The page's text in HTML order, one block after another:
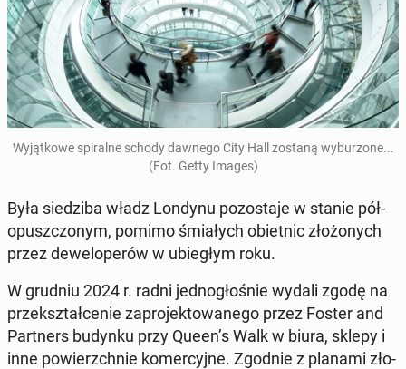
Wy­jąt­ko­we spi­ral­ne schody dawnego City Hall zostaną wy­bu­rzo­ne...
(Fot. Getty Images)
Była sie­dzi­ba władz Londynu po­zo­sta­je w stanie pół­
opusz­czo­nym, pomimo śmia­łych obiet­nic zło­żo­nych
przez de­we­lo­pe­rów w ubie­głym roku.
W grudniu 2024 r. radni jed­no­gło­śnie wydali zgodę na
prze­kształ­ce­nie za­pro­jek­to­wa­ne­go przez Foster and
Part­ners budynku przy Queen’s Walk w biura, sklepy i
inne po­wierzch­nie ko­mer­cyj­ne. Zgodnie z planami zło­